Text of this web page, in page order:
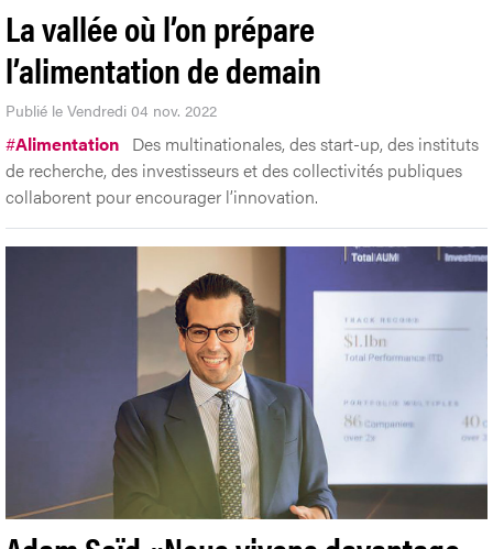
La vallée où l’on prépare
l’alimentation de demain
Publié le Vendredi 04 nov. 2022
#Alimentation Des multinationales, des start-up, des instituts
de recherche, des investisseurs et des collectivités publiques
collaborent pour encourager l’innovation.